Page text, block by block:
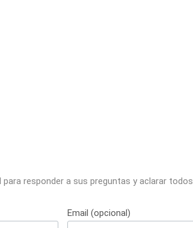
responder a sus preguntas y aclarar todos
Email (opcional)